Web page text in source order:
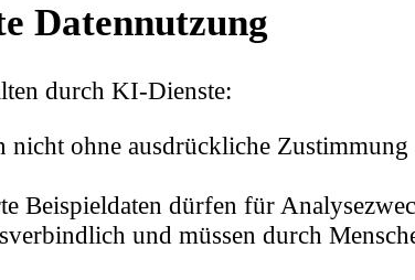
Datennutzung
durch KI‑Dienste:
nicht ohne ausdrückliche
Beispieldaten dürfen für
und müssen durch